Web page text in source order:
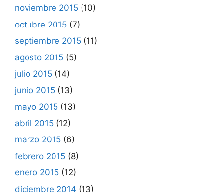
noviembre 2015 (10)
octubre 2015 (7)
septiembre 2015 (11)
agosto 2015 (5)
julio 2015 (14)
junio 2015 (13)
mayo 2015 (13)
abril 2015 (12)
marzo 2015 (6)
febrero 2015 (8)
enero 2015 (12)
diciembre 2014 (13)